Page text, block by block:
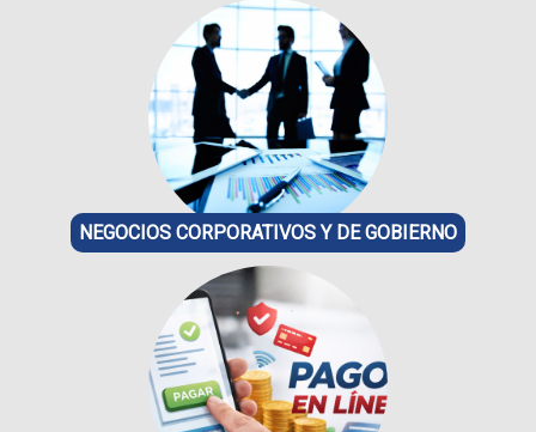
NEGOCIOS CORPORATIVOS Y DE GOBIERNO